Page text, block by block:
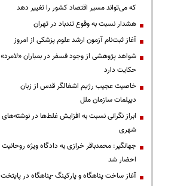
که می‌تواند مسیر اقتصاد کشور را تغییر دهد
هشدار نسبت به وقوع تندباد در تهران
آغاز ثبت‌نام آزمون ارشد علوم پزشکی از امروز
شواهد پژوهشی از وجود فسفر در بمباران «لامرد»
حکایت دارد
خاصیت عجیب رژیم اشغالگر قدس از زبان
دیپلمات سازمان ملل
ابراز نگرانی نسبت به افزایش غلط‌ها در نوشته‌های
شهری
جهانگیر: محمدباقر خرازی به دادگاه ویژه روحانیت
احضار شد
آغاز ساخت پناهگاه و پارکینگ -پناهگاه در پایتخت